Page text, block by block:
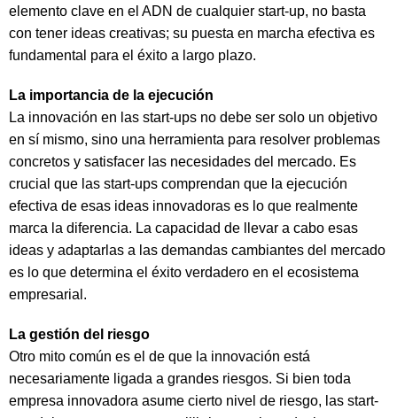
elemento clave en el ADN de cualquier start-up, no basta
con tener ideas creativas; su puesta en marcha efectiva es
fundamental para el éxito a largo plazo.
La importancia de la ejecución
La innovación en las start-ups no debe ser solo un objetivo
en sí mismo, sino una herramienta para resolver problemas
concretos y satisfacer las necesidades del mercado. Es
crucial que las start-ups comprendan que la ejecución
efectiva de esas ideas innovadoras es lo que realmente
marca la diferencia. La capacidad de llevar a cabo esas
ideas y adaptarlas a las demandas cambiantes del mercado
es lo que determina el éxito verdadero en el ecosistema
empresarial.
La gestión del riesgo
Otro mito común es el de que la innovación está
necesariamente ligada a grandes riesgos. Si bien toda
empresa innovadora asume cierto nivel de riesgo, las start-